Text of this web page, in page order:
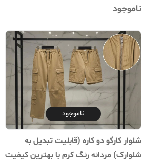
ناموجود
ناموجود
شلوار کارگو دو کاره (قابلیت تبدیل به
شلوارک) مردانه رنگ کرم با بهترین کیفیت